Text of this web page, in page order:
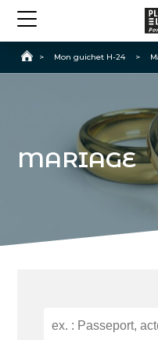
Accueil
> Mon guichet H-24 >
MARIAGE